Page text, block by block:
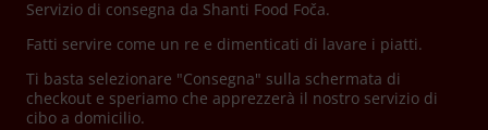
Servizio di consegna da Shanti Food Foča.
Fatti servire come un re e dimenticati di lavare i piatti.
Ti basta selezionare "Consegna" sulla schermata di
checkout e speriamo che apprezzerà il nostro servizio di
cibo a domicilio.